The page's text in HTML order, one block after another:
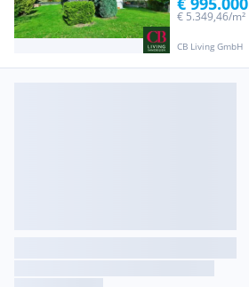
CB Living GmbH
€ 5.349,46/m²